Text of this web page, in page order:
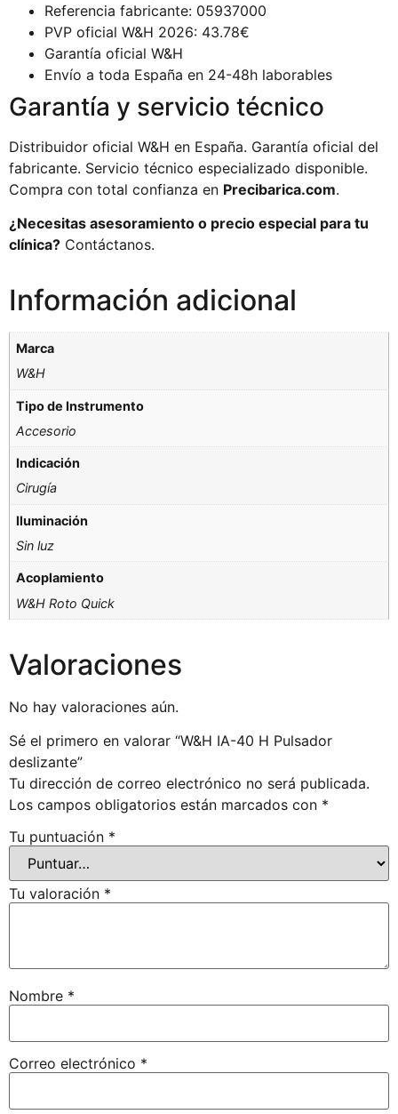
Referencia fabricante: 05937000
PVP oficial W&H 2026: 43.78€
Garantía oficial W&H
Envío a toda España en 24-48h laborables
Garantía y servicio técnico
Distribuidor oficial W&H en España. Garantía oficial del
fabricante. Servicio técnico especializado disponible.
Compra con total confianza en Precibarica.com.
¿Necesitas asesoramiento o precio especial para tu
clínica? Contáctanos.
Información adicional
Marca
W&H
Tipo de Instrumento
Accesorio
Indicación
Cirugía
Iluminación
Sin luz
Acoplamiento
W&H Roto Quick
Valoraciones
No hay valoraciones aún.
Sé el primero en valorar “W&H IA-40 H Pulsador
deslizante”
Tu dirección de correo electrónico no será publicada.
Los campos obligatorios están marcados con *
Tu puntuación *
Tu valoración *
Nombre *
Correo electrónico *